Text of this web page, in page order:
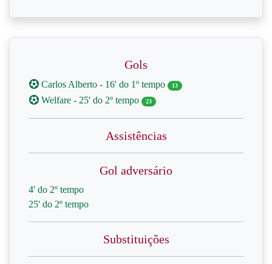
Gols
Carlos Alberto - 16' do 1º tempo 13
Welfare - 25' do 2º tempo 23
Assistências
Gol adversário
4' do 2º tempo
25' do 2º tempo
Substituições